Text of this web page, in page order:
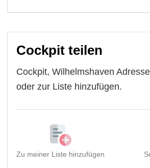
Cockpit teilen
Cockpit, Wilhelmshaven
oder zur Liste hinzufügen.
Zu meiner Liste hinzufügen